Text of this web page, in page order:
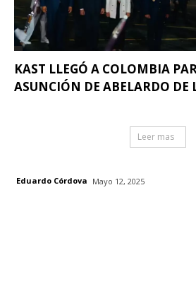
KAST LLEGÓ A COLOMBIA
ASUNCIÓN DE ABELARDO DE
Leer mas
Eduardo Córdova Mayo 12, 2025